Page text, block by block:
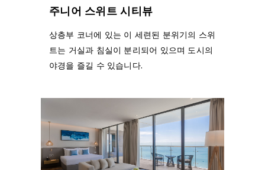
주니어 스위트 시티뷰
상층부 코너에 있는 이 세련된 분위기의 스위
트는 거실과 침실이 분리되어 있으며 도시의
야경을 즐길 수 있습니다.